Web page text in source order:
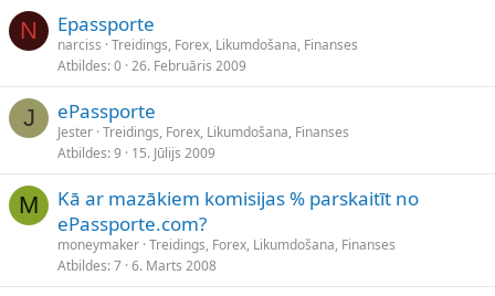
N Epassporte
narciss Treidings, Forex, Likumdošana, Finanses
Atbildes 0 26. Februāris 2009
J ePassporte
Jester Treidings, Forex, Likumdošana, Finanses
Atbildes 9 15. Jūlijs 2009
M
Kā ar mazākiem komisijas % parskaitīt no
ePassporte.com?
moneymaker Treidings, Forex, Likumdošana, Finanses
Atbildes 7 6. Marts 2008